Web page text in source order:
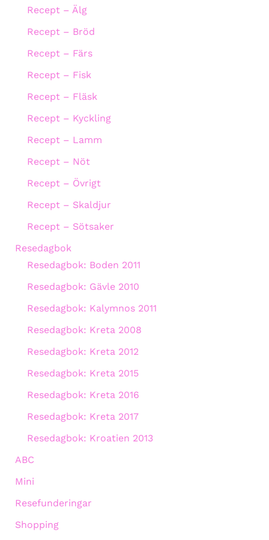
Recept – Älg
Recept – Bröd
Recept – Färs
Recept – Fisk
Recept – Fläsk
Recept – Kyckling
Recept – Lamm
Recept – Nöt
Recept – Övrigt
Recept – Skaldjur
Recept – Sötsaker
Resedagbok
Resedagbok: Boden 2011
Resedagbok: Gävle 2010
Resedagbok: Kalymnos 2011
Resedagbok: Kreta 2008
Resedagbok: Kreta 2012
Resedagbok: Kreta 2015
Resedagbok: Kreta 2016
Resedagbok: Kreta 2017
Resedagbok: Kroatien 2013
ABC
Mini
Resefunderingar
Shopping